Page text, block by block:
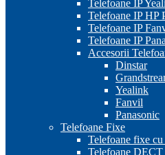
Telefoane IP
Telefoane IP HP
Telefoane IP
Telefoane IP
Accesorii
Dinstar
Yealink
Fanvil
Panasonic
Telefoane Fixe
Telefoane fixe
Telefoane